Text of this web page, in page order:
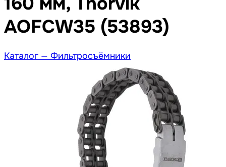
AOFCW35 (53893)
Каталог — Фильтросъёмники